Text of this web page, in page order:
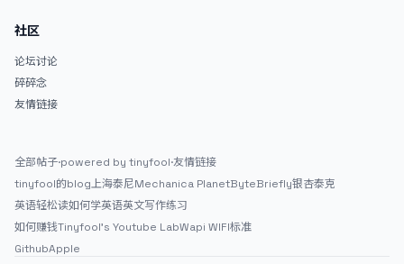
社区
论坛讨论
碎碎念
友情链接
全部帖子·powered by tinyfool·友情链接
tinyfool的blog上海泰尼Mechanica PlanetByteBriefly银杏泰克
英语轻松读如何学英语英文写作练习
如何赚钱Tinyfool's Youtube LabWapi WIFI标准
GithubApple